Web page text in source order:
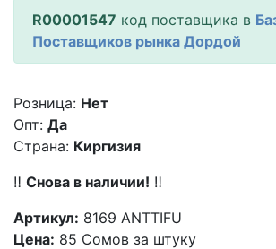
R00001547 код поставщика в
Поставщиков рынка Дордой
Розница: Нет
Опт: Да
Страна: Киргизия
‼️ Снова в наличии! ‼️
Артикул: 8169 ANTTIFU
Цена: 85 Сомов за штуку